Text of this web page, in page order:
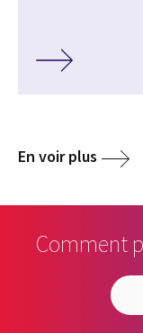
En voir plus
Comment